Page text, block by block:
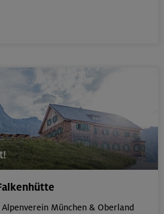
indoor
Alpenverein München & Oberland